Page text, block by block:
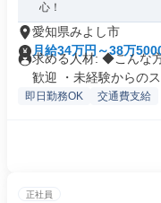
心！
愛知県みよし市
月給34万円～38万
求める人材: ◆こんな
歓迎 ・未経験からのス
即日勤務OK 交通費支給
正社員